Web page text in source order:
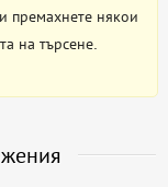
премахнете някои
на търсене.